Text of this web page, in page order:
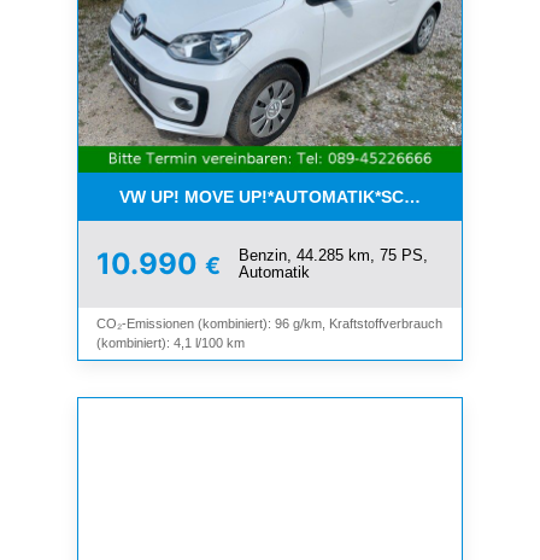
VW UP! MOVE
10.990 €
Benzin, 44.285 km, 75 PS,
Automatik
CO₂-Emissionen (kombiniert): 96 g/km, Kraftstoffverbrauch
(kombiniert): 4,1 l/100 km